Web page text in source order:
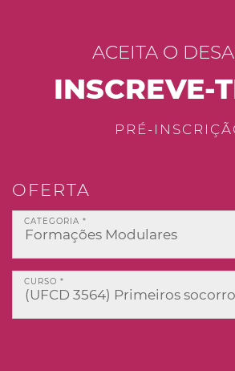
ACEITA O
INSCREVE-
PRÉ-
OFERTA
CATEGORIA *
CURSO *